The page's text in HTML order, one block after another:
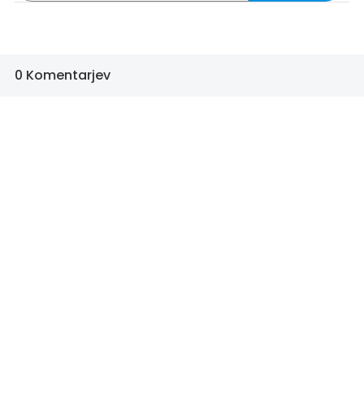
0 Komentarjev